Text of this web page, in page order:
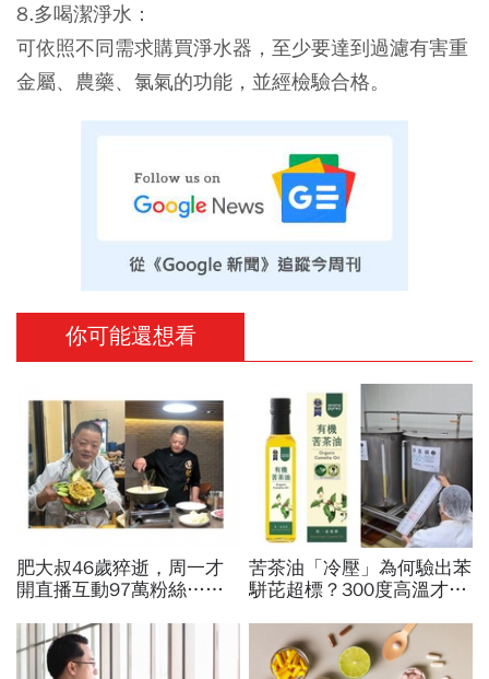
8.多喝潔淨水：
可依照不同需求購買淨水器，至少要達到過濾有害重
金屬、農藥、氯氣的功能，並經檢驗合格。
你可能還想看
肥大叔46歲猝逝，周一才
開直播互動97萬粉絲…常
爆瘦有關？體重異常減輕9
警訊
苦茶油「冷壓」為何驗出苯
駢芘超標？300度高溫才大
顏宗海籲這件事